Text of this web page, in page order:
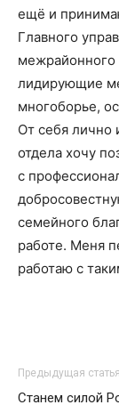
ещё и
Главного
межрайонного
лидирующие
многоборье,
От себя лично
отдела хочу
с
семейного
работе. Меня
работаю с
Предыдущая статья
Станем силой